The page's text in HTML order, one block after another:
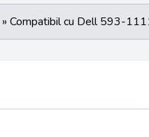
» Compatibil cu Dell 593-